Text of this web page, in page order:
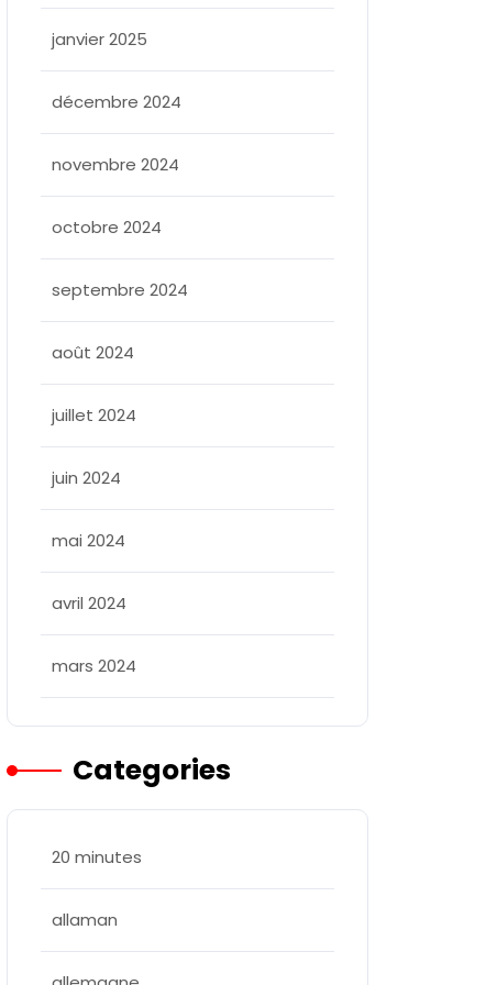
janvier 2025
décembre 2024
novembre 2024
octobre 2024
septembre 2024
août 2024
juillet 2024
juin 2024
mai 2024
avril 2024
mars 2024
Categories
20 minutes
allaman